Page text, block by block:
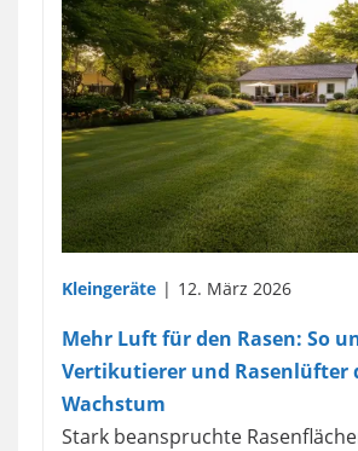
Kleingeräte 12. März 2026
Mehr Luft für den Rasen: So
Vertikutierer und Rasenlüfter
Wachstum
Stark beanspruchte